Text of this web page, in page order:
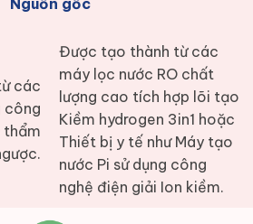
các
công
thẩm
Nguồn gốc
Được tạo thành từ các
máy lọc nước RO chất
lượng cao tích hợp lõi tạo
Kiềm hydrogen 3in1 hoặc
Thiết bị y tế như Máy tạo
nước Pi sử dụng công
nghệ điện giải Ion kiềm.